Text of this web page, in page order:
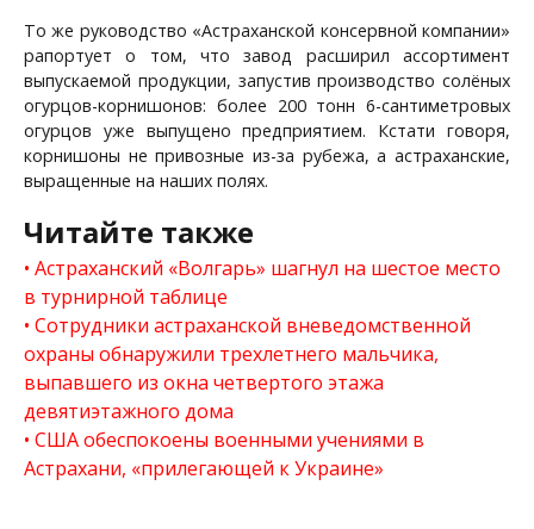
То же руководство «Астраханской консервной компании»
рапортует о том, что завод расширил ассортимент
выпускаемой продукции, запустив производство солёных
огурцов-корнишонов: более 200 тонн 6-сантиметровых
огурцов уже выпущено предприятием. Кстати говоря,
корнишоны не привозные из-за рубежа, а астраханские,
выращенные на наших полях.
Читайте также
Астраханский «Волгарь» шагнул на шестое место
в турнирной таблице
Сотрудники астраханской вневедомственной
охраны обнаружили трехлетнего мальчика,
выпавшего из окна четвертого этажа
девятиэтажного дома
США обеспокоены военными учениями в
Астрахани, «прилегающей к Украине»